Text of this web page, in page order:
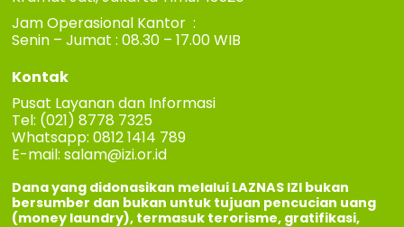
Jam Operasional Kantor :
Senin – Jumat : 08.30 – 17.00 WIB
Kontak
Pusat Layanan dan Informasi
Tel: (021) 8778 7325
Whatsapp: 0812 1414 789
E-mail:salam@izi.or.id
Dana yang didonasikan melalui LAZNAS IZI bukan
bersumber dan bukan untuk tujuan pencucian uang
(money laundry), termasuk terorisme, gratifikasi,